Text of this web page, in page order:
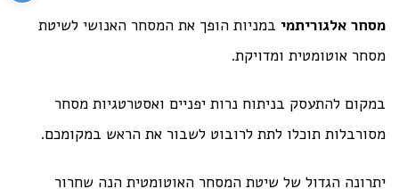
מסחר אלגוריתמי במניות הופך את המסחר האנושי לשיטת
מסחר אוטומטית ומדויקת.
במקום להתעסק בניתוח נרות יפניים ואסטרטגיות מסחר
מסורבלות תוכלו לתת לרובוט לשבור את הראש במקומכם.
יתרונה הגדול של שיטת המסחר האוטומטית הנה שחרור